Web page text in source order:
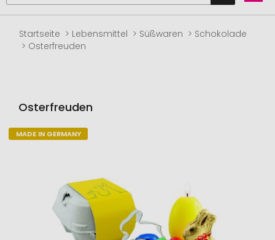
Startseite Lebensmittel Süßwaren
Schokolade
Osterfreuden
Osterfreuden
Zum
MADE IN GERMANY